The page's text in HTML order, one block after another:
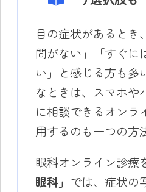
目の症状があるとき
間がない」「すぐに
い」と感じる方も多
なときは、スマホや
に相談できるオンラ
用するのも一つの方
眼科オンライン診療
眼科」 では、症状の